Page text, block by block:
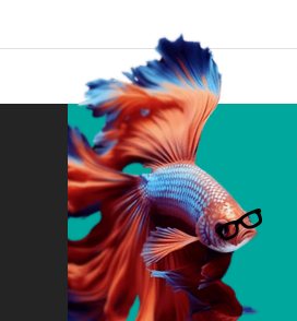
Eenfysieke winkelin IJmuiden